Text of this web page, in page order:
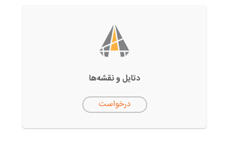
دتایل‌ و نقشه‌ها
درخواست